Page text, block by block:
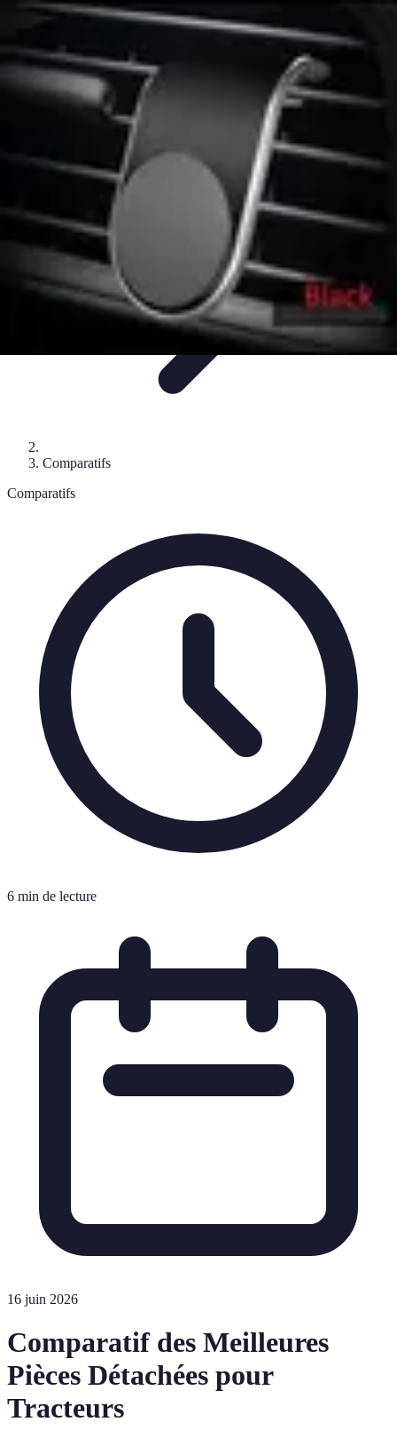
Pièces Détachées Tracteur
Guides d'AchatEntretien et
Diagnostics
Pièces Détachées Tracteur
Comparatifs
Comparatifs
6 min de lecture
16 juin 2026
Comparatif des Meilleures
Pièces Détachées pour
Tracteurs